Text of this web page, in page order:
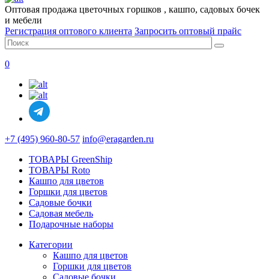
Оптовая продажа цветочных горшков , кашпо, садовых бочек
и мебели
Регистрация оптового клиента Запросить оптовый прайс
0
+7 (495) 960-80-57 info@eragarden.ru
ТОВАРЫ GreenShip
ТОВАРЫ Roto
Кашпо для цветов
Горшки для цветов
Садовые бочки
Садовая мебель
Подарочные наборы
Категории
Кашпо для цветов
Горшки для цветов
Садовые бочки